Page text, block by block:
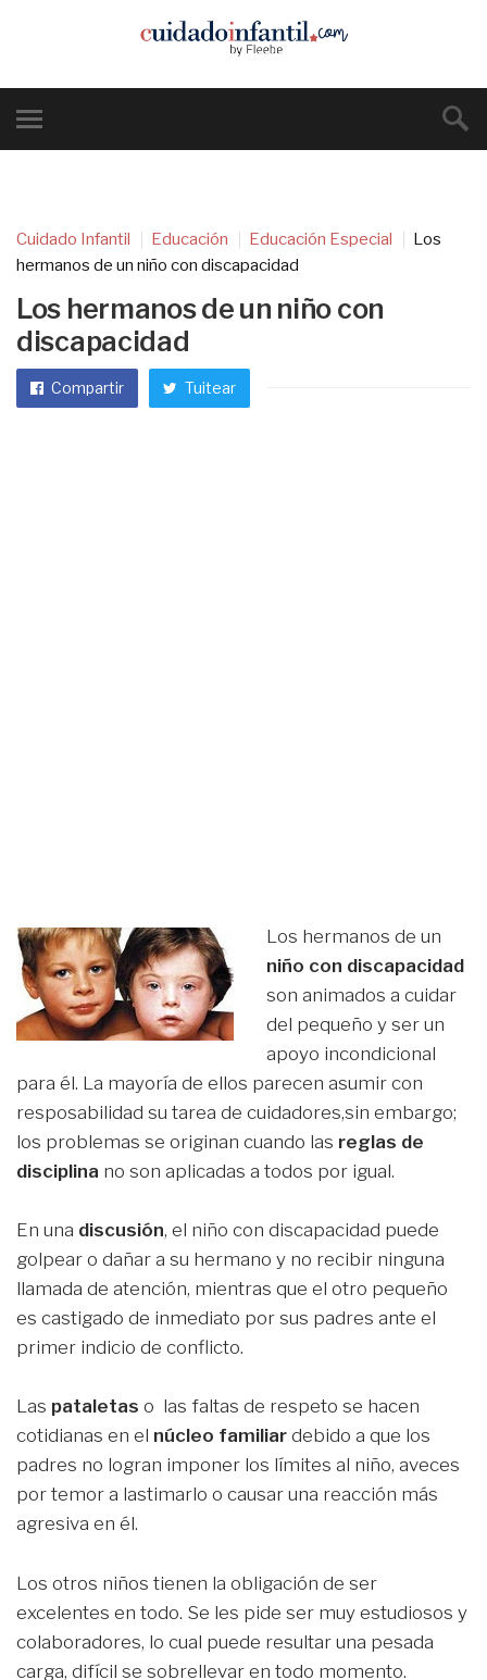
Cuidado Infantil Educación Educación Especial
Los
hermanos de un niño con discapacidad
Los hermanos de un niño con
discapacidad
Compartir Tuitear
Los hermanos de un
niño con discapacidad
son animados a cuidar
del pequeño y ser un
apoyo incondicional
para él. La mayoría de ellos parecen asumir con
resposabilidad su tarea de cuidadores,sin embargo;
los problemas se originan cuando las reglas de
disciplina no son aplicadas a todos por igual.
En una discusión, el niño con discapacidad puede
golpear o dañar a su hermano y no recibir ninguna
llamada de atención, mientras que el otro pequeño
es castigado de inmediato por sus padres ante el
primer indicio de conflicto.
Las pataletas o las faltas de respeto se hacen
cotidianas en el núcleo familiar debido a que los
padres no logran imponer los límites al niño, aveces
por temor a lastimarlo o causar una reacción más
agresiva en él.
Los otros niños tienen la obligación de ser
excelentes en todo. Se les pide ser muy estudiosos y
colaboradores, lo cual puede resultar una pesada
carga, difícil se sobrellevar en todo momento.